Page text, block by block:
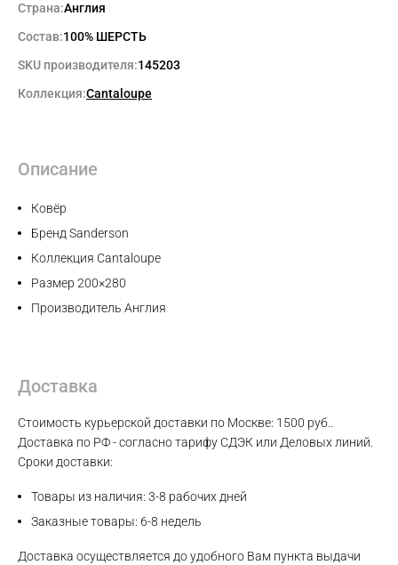
Страна:Англия
Состав:100% ШЕРСТЬ
SKU производителя:145203
Коллекция:Cantaloupe
Описание
Ковёр
Бренд Sanderson
Коллекция Cantaloupe
Размер 200×280
Производитель Англия
Доставка
Стоимость курьерской доставки по Москве: 1500 руб..
Доставка по РФ - согласно тарифу СДЭК или Деловых линий.
Сроки доставки:
Товары из наличия: 3-8 рабочих дней
Заказные товары: 6-8 недель
Доставка осуществляется до удобного Вам пункта выдачи
Max